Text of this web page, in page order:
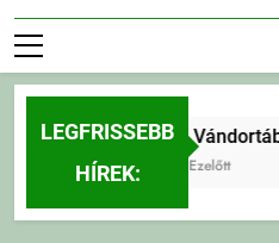
LEGFRISSEBB
HÍREK:
Erdei
5 Nap Ezelőtt